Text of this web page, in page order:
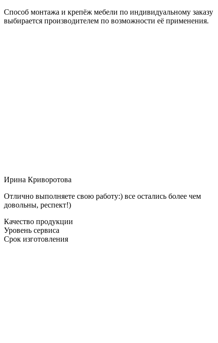
Способ монтажа и крепёж мебели по индивидуальному заказу
выбирается производителем по возможности её применения.
Ирина Криворотова
Отлично выполняете свою работу:) все остались более чем
довольны, респект!)
Качество продукции
Уровень сервиса
Срок изготовления